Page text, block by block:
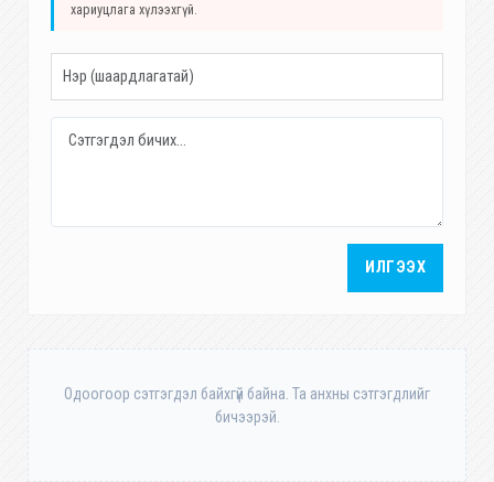
хариуцлага хүлээхгүй.
ИЛГЭЭХ
Одоогоор сэтгэгдэл байхгүй байна. Та анхны сэтгэгдлийг
бичээрэй.